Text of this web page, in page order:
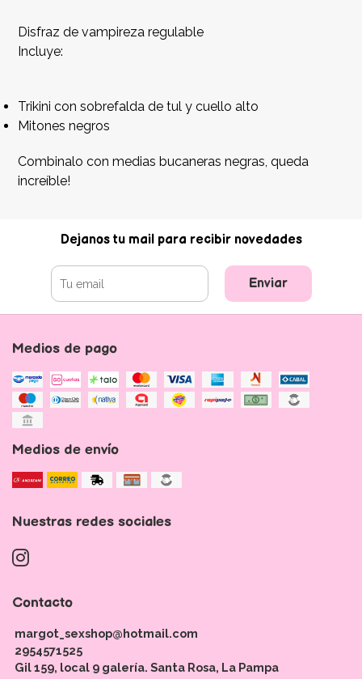
Disfraz de vampireza regulable
Incluye:
Trikini con sobrefalda de tul y cuello alto
Mitones negros
Combinalo con medias bucaneras negras, queda
increíble!
Dejanos tu mail para recibir novedades
Enviar
Medios de pago
Medios de envío
Nuestras redes sociales
Contacto
margot_sexshop@hotmail.com
2954571525
Gil 159, local 9 galería. Santa Rosa, La Pampa